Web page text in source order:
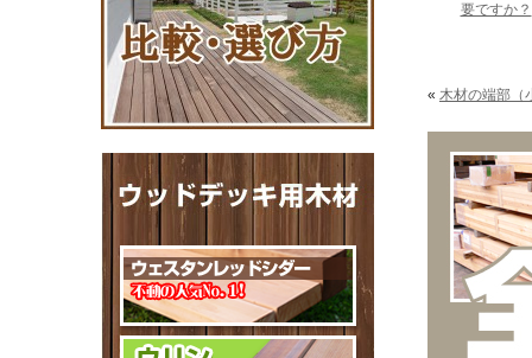
要ですか？
« 木材の端部（